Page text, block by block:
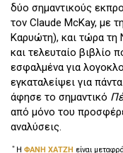
δύο σημαντικούς
τον Claude McKay, με
Καρυώτη), και τώρα τη
και τελευταίο βιβλίο
εσφαλμένα για
εγκαταλείψει για
άφησε το σημαντικό
από μόνο του
αναλύσεις.
＊ Η ΦΑΝΗ ΧΑΤΖΗ είναι